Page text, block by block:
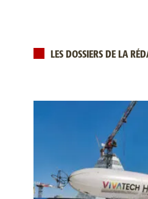
LES DOSSIERS DE LA